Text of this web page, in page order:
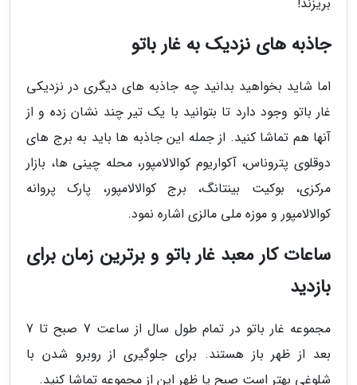
جاذبه های نزدیک به غار باتو
اما شاید بخواهید بدانید چه جاذبه های دیگری در نزدیکی
غار باتو وجود دارد تا بتوانید با یک تیر چند نشان زده و از
آنها هم تماشا کنید. از جمله این جاذبه ها باید به برج های
دوقلوی پتروناس، آکواریوم کوالالامپور، محله چینی ها، بازار
مرکزی، بوکیت بینتانگ، برج کوالالامپور، پارک پروانه
کوالالامپور و موزه ملی مالزی اشاره نمود.
ساعات کار معبد غار باتو و برترین زمان برای
بازدید
مجموعه غار باتو در تمام طول سال از ساعت 7 صبح تا 7
بعد از ظهر باز هستند. برای جلوگیری از روبرو شدن با
شلوغی بهتر است صبح یا ظهر این از مجموعه تماشا کنید.